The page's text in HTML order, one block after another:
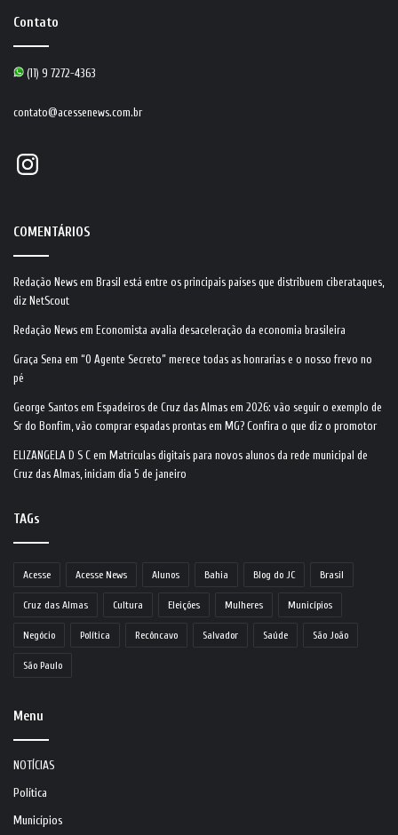
Contato
(11) 9 7272-4363
contato@acessenews.com.br
Instagram
COMENTÁRIOS
Redação News em Brasil está entre os principais países que distribuem ciberataques,
diz NetScout
Redação News em Economista avalia desaceleração da economia brasileira
Graça Sena em “O Agente Secreto” merece todas as honrarias e o nosso frevo no
pé
George Santos em Espadeiros de Cruz das Almas em 2026: vão seguir o exemplo de
Sr do Bonfim, vão comprar espadas prontas em MG? Confira o que diz o promotor
ELIZANGELA D S C em Matrículas digitais para novos alunos da rede municipal de
Cruz das Almas, iniciam dia 5 de janeiro
TAGs
Acesse Acesse News Alunos Bahia Blog do JC Brasil
Cruz das Almas Cultura Eleições Mulheres Municípios
Negócio Política Recôncavo Salvador Saúde São João
São Paulo
Menu
NOTÍCIAS
Política
Municípios